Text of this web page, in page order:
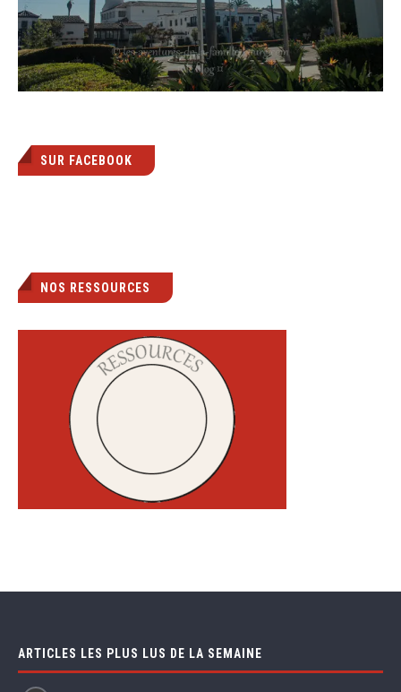
SUR FACEBOOK
NOS RESSOURCES
ARTICLES LES PLUS LUS DE LA SEMAINE